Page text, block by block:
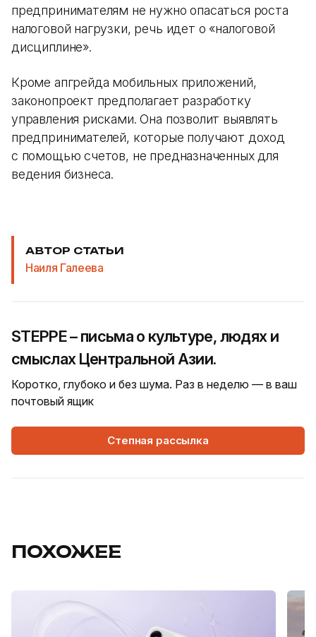
предпринимателям не нужно опасаться роста
налоговой нагрузки, речь идет о «налоговой
дисциплине».
Кроме апгрейда мобильных приложений,
законопроект предполагает разработку
управления рисками. Она позволит выявлять
предпринимателей, которые получают доход
с помощью счетов, не предназначенных для
ведения бизнеса.
АВТОР СТАТЬИ
Наиля Галеева
STEPPE – письма о культуре, людях и
смыслах Центральной Азии.
Коротко, глубоко и без шума. Раз в неделю — в ваш
почтовый ящик
Степная рассылка
ПОХОЖЕЕ